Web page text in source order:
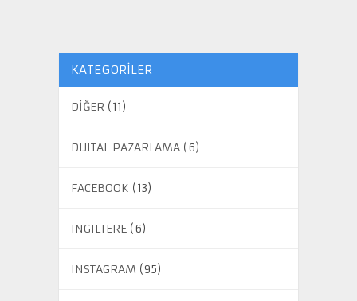
KATEGORILER
DİĞER (11)
DIJITAL PAZARLAMA(6)
FACEBOOK (13)
INGILTERE(6)
INSTAGRAM (95)